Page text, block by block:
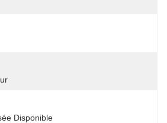
Disponible